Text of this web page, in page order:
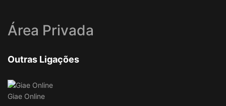
Área Privada
Outras Ligações
Giae Online